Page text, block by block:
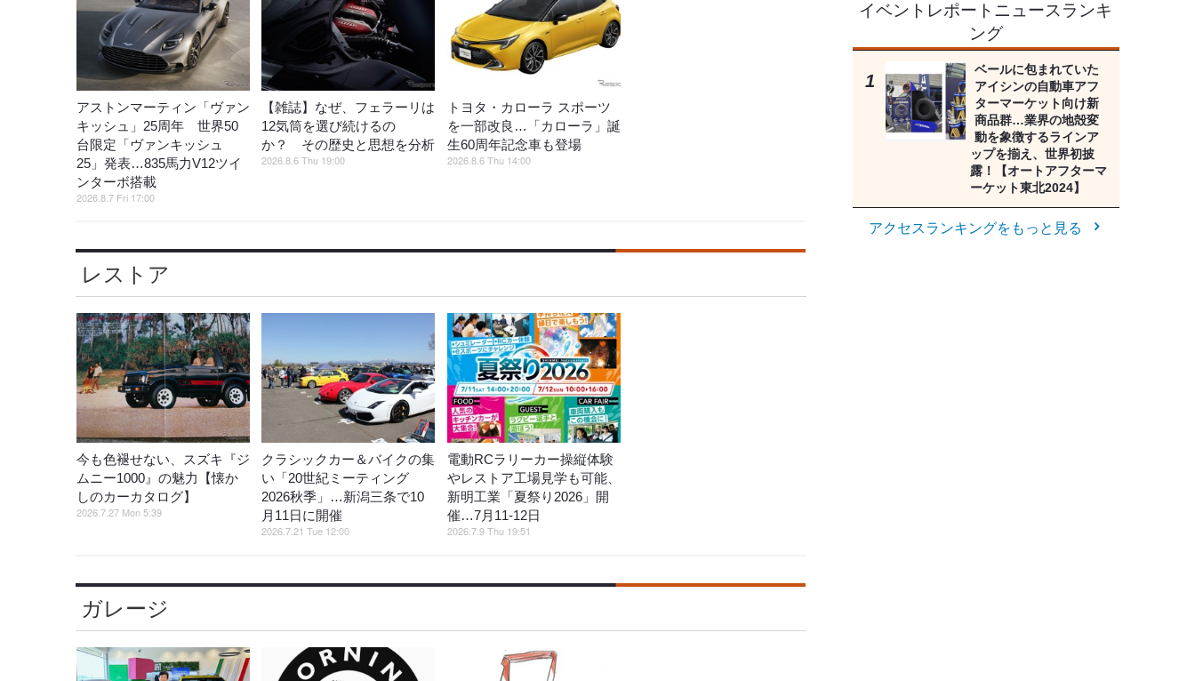
アストンマーティン「ヴァン
キッシュ」25周年 世界50
台限定「ヴァンキッシュ
25」発表…835馬力V12ツイ
ンターボ搭載
2026.8.7 Fri 17:00
【雑誌】なぜ、フェラーリは
12気筒を選び続けるの
か？ その歴史と思想を分析
2026.8.6 Thu 19:00
トヨタ・カローラ スポーツ
を一部改良…「カローラ」誕
生60周年記念車も登場
2026.8.6 Thu 14:00
レストア
今も色褪せない、スズキ『ジ
ムニー1000』の魅力【懐か
しのカーカタログ】
2026.7.27 Mon 5:39
クラシックカー＆バイクの集
い「20世紀ミーティング
2026秋季」…新潟三条で10
月11日に開催
2026.7.21 Tue 12:00
電動RCラリーカー操縦体験
やレストア工場見学も可能、
新明工業「夏祭り2026」開
催…7月11‐12日
2026.7.9 Thu 19:51
ガレージ
イベントレポートニュースランキ
ング
ベールに包まれていた
アイシンの自動車アフ
ターマーケット向け新
商品群…業界の地殻変
動を象徴するラインア
ップを揃え、世界初披
露！【オートアフターマ
ーケット東北2024】
アクセスランキングをもっと見る